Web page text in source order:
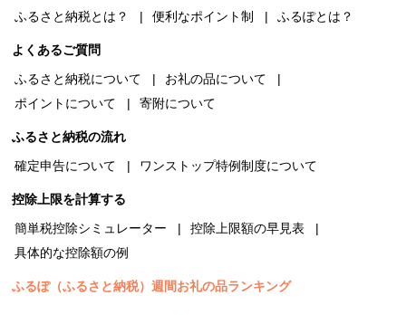
ふるさと納税とは？
便利なポイント制 ふるぽとは？
よくあるご質問
ふるさと納税について
お礼の品について
ポイントについて
寄附について
ふるさと納税の流れ
確定申告について
ワンストップ特例制度について
控除上限を計算する
簡単税控除シミュレーター
控除上限額の早見表
具体的な控除額の例
ふるぽ（ふるさと納税）週間お礼の品ランキング